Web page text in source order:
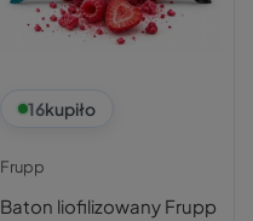
16kupiło
Frupp
Baton liofilizowany Frupp